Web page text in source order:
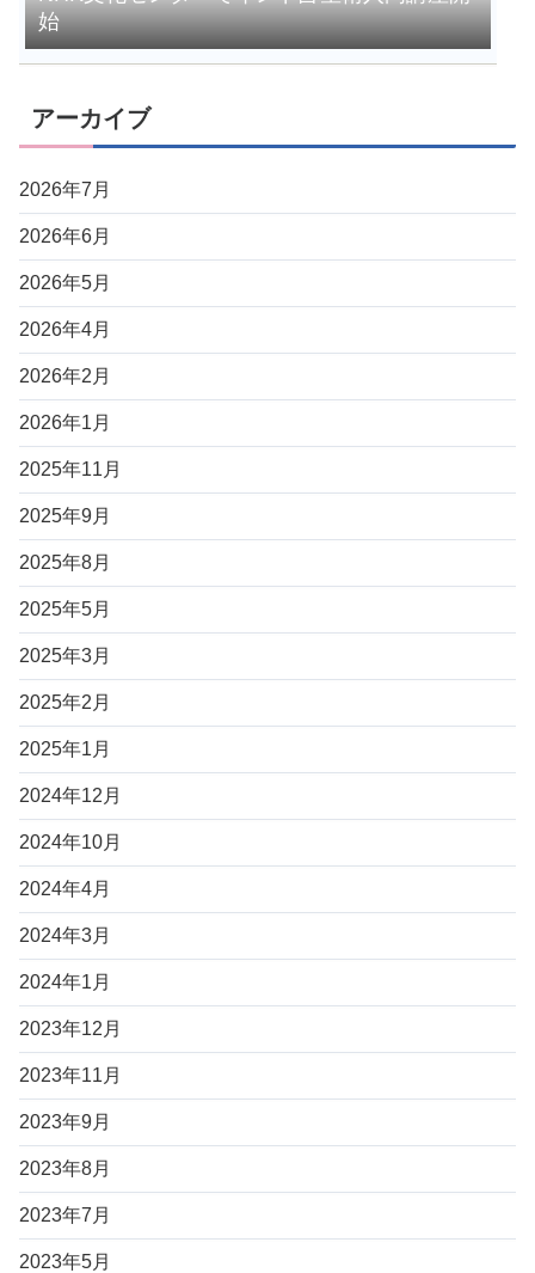
始
アーカイブ
2026年7月
2026年6月
2026年5月
2026年4月
2026年2月
2026年1月
2025年11月
2025年9月
2025年8月
2025年5月
2025年3月
2025年2月
2025年1月
2024年12月
2024年10月
2024年4月
2024年3月
2024年1月
2023年12月
2023年11月
2023年9月
2023年8月
2023年7月
2023年5月